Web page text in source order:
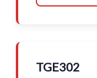
TGE302